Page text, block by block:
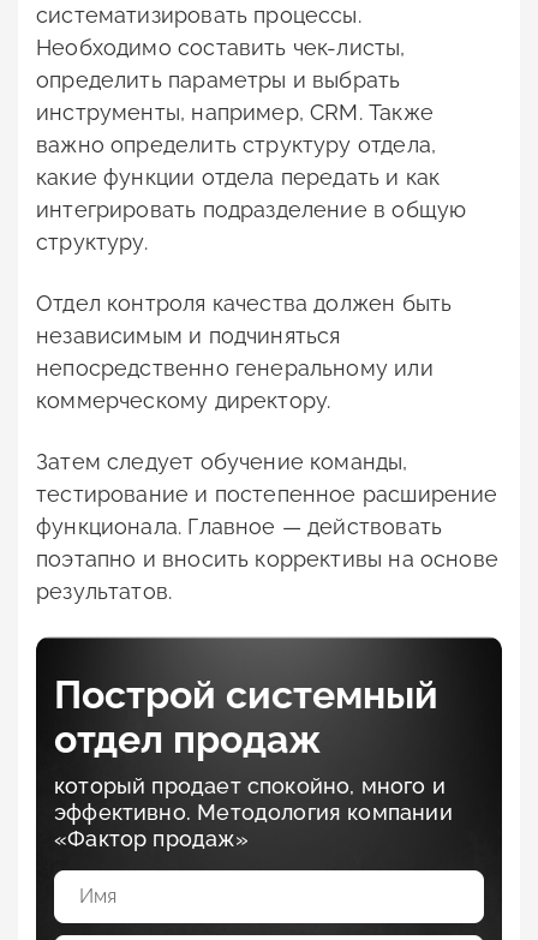
систематизировать процессы.
Необходимо составить чек-листы,
определить параметры и выбрать
инструменты, например, CRM. Также
важно определить структуру отдела,
какие функции отдела передать и как
интегрировать подразделение в общую
структуру.
Отдел контроля качества должен быть
независимым и подчиняться
непосредственно генеральному или
коммерческому директору.
Затем следует обучение команды,
тестирование и постепенное расширение
функционала. Главное — действовать
поэтапно и вносить коррективы на основе
результатов.
Построй системный
отдел продаж
который продает спокойно, много и
эффективно. Методология компании
«Фактор продаж»